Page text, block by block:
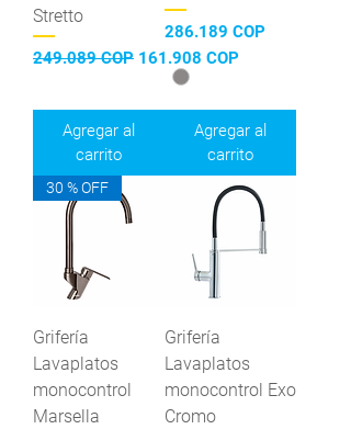
Stretto
Precio
249.089 COP Precio de oferta
161.908 COP
Agregar al
carrito
Precio
286.189 COP
Agregar al
carrito
30 % OFF
Grifería
Lavaplatos
monocontrol
Marsella
Grifería
Lavaplatos
monocontrol Exo
Cromo